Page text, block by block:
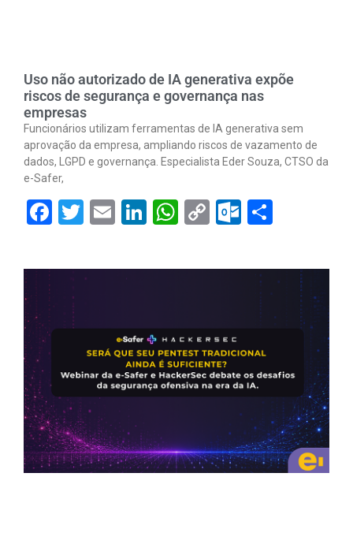
Uso não autorizado de IA generativa expõe
riscos de segurança e governança nas
empresas
Funcionários utilizam ferramentas de IA generativa sem
aprovação da empresa, ampliando riscos de vazamento de
dados, LGPD e governança. Especialista Eder Souza, CTSO da
e-Safer,
Facebook
Twitter
EmailLinkedIn
WhatsApp
Copy